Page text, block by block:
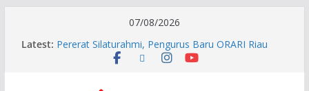
07/08/2026
Latest: Pererat Silaturahmi, Pengurus Baru ORARI Riau
Audiensi dan Siap Bersinergi dengan Diskominfotik